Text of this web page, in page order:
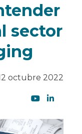
sector
octubre 2022